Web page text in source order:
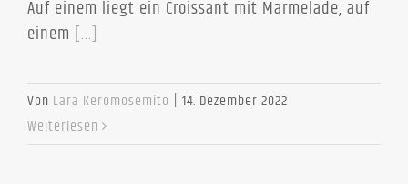
Auf einem liegt ein Croissant mit Marmelade, auf
einem [...]
Von Lara Keromosemito | 14. Dezember 2022
Weiterlesen